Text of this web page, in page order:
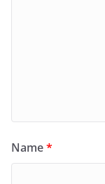
Name*